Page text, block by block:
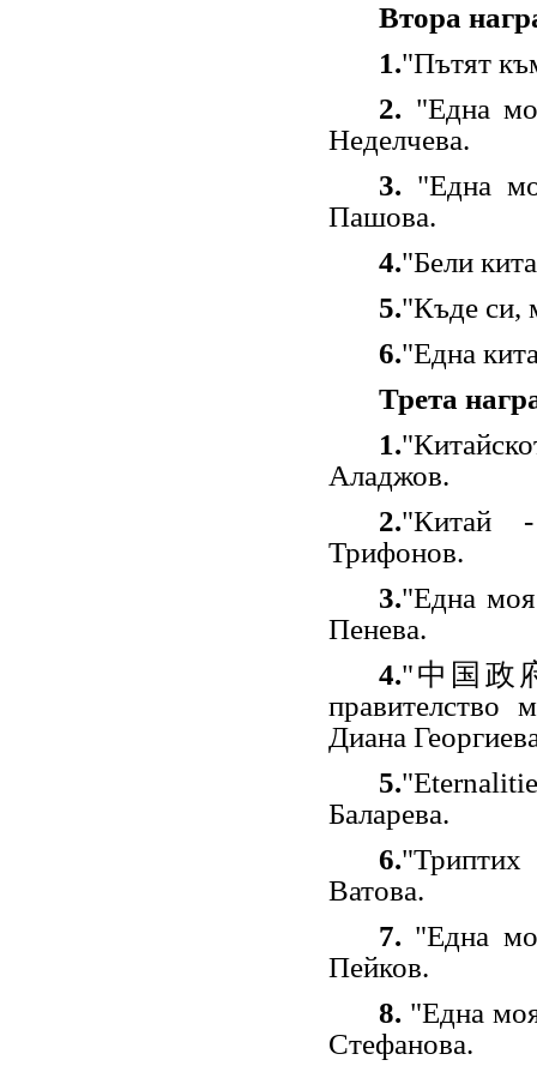
Втора
1."Пътят
2. "Една
Неделчева.
3. "Една
Пашова.
4."Бели
5."Къде си,
6."Една
Трета
1."
Аладжов.
2."Китай
Трифонов.
3."Една
Пенева.
4."中国政
Диана
5."
Баларева.
6."
Ватова.
7. "Една
Пейков.
8. "Една
Стефанова.